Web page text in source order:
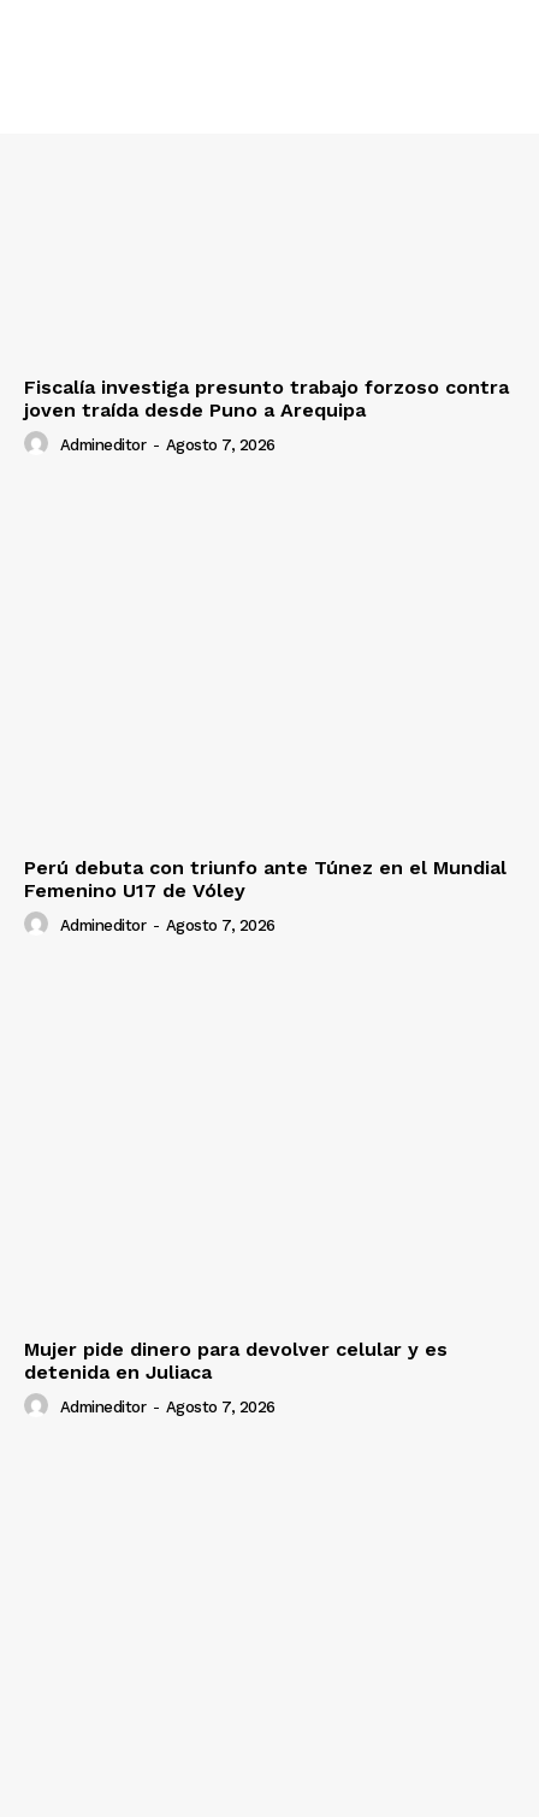
Prensa
Fiscalía investiga presunto trabajo forzoso contra
joven traída desde Puno a Arequipa
Admineditor - Agosto 7, 2026
Perú debuta con triunfo ante Túnez en el Mundial
Femenino U17 de Vóley
Admineditor - Agosto 7, 2026
Mujer pide dinero para devolver celular y es
detenida en Juliaca
Admineditor - Agosto 7, 2026